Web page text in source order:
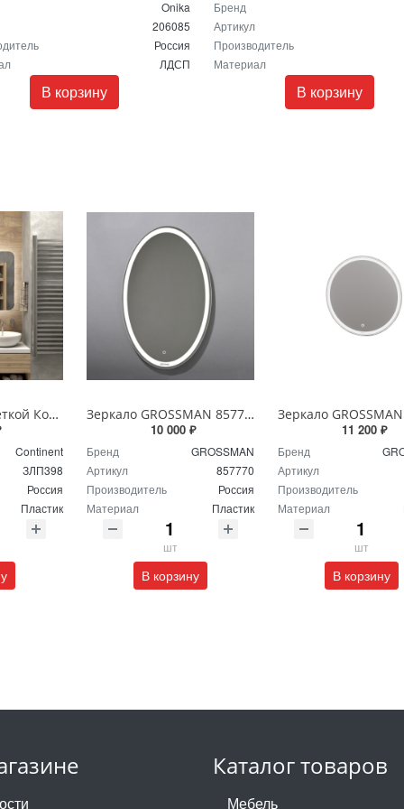
Onika
206085
Россия
ЛДСП
В корзину
Бренд
Артикул
Производитель
Материал
В корзину
Зеркало с подсветкой Континент Burzhe Led 100х70 с бесконтактным сенсором ЗЛП398
Continent
ЗЛП398
Россия
Пластик
Зеркало GROSSMAN 857770 GALAXY 570*770 с сенсорным выключателем
10 000 ₽
Бренд
GROSSMAN
Артикул
857770
Производитель
Россия
Материал
Пластик
шт
В корзину
11 200 ₽
Бренд
Артикул
Производитель
Материал
шт
В корзину
Каталог товаров
Мебель